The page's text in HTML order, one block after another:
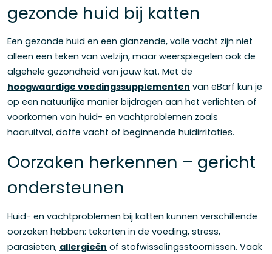
gezonde huid bij katten
Een gezonde huid en een glanzende, volle vacht zijn niet
alleen een teken van welzijn, maar weerspiegelen ook de
algehele gezondheid van jouw kat. Met de
hoogwaardige voedingssupplementen van eBarf kun je
op een natuurlijke manier bijdragen aan het verlichten of
voorkomen van huid- en vachtproblemen zoals
haaruitval, doffe vacht of beginnende huidirritaties.
Oorzaken herkennen – gericht
ondersteunen
Huid- en vachtproblemen bij katten kunnen verschillende
oorzaken hebben: tekorten in de voeding, stress,
parasieten, allergieën of stofwisselingsstoornissen. Vaak